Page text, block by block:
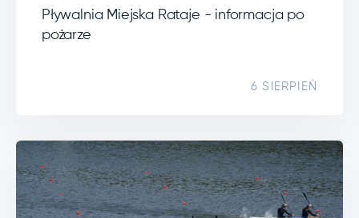
Pływalnia Miejska Rataje - informacja po
pożarze
6 SIERPIEŃ